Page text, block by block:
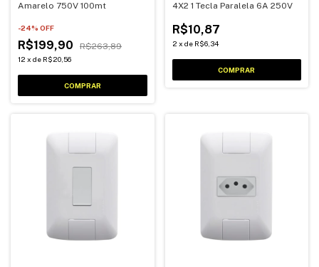
Amarelo 750V 100mt
-24% OFF
R$199,90 R$263,89
12 x de R$20,56
4X2 1 Tecla Paralela 6A 250V
R$10,87
2 x de R$6,34